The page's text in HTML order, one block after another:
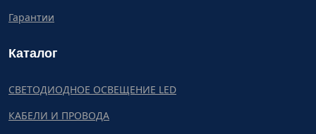
Гарантии
Каталог
СВЕТОДИОДНОЕ ОСВЕЩЕНИЕ LED
КАБЕЛИ И ПРОВОДА